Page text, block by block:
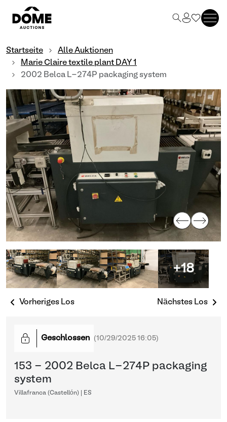
Startseite
Alle Auktionen
Marie Claire textile plant DAY 1
2002 Belca L-274P packaging system
+18
Vorheriges Los Nächstes Los
Geschlossen (10/29/2025 16:05)
153 - 2002 Belca L-274P packaging
system
Villafranca (Castellón) | ES